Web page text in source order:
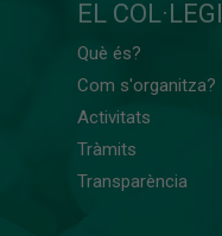
EL COL·LEGI
Què és?
Com s'organitza?
Activitats
Tràmits
Transparència